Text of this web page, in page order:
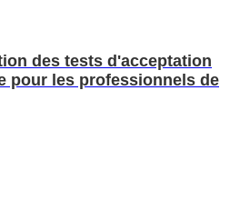
des tests d'acceptation
pour les professionnels de